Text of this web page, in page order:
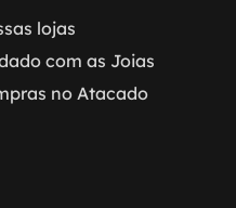
lojas
com as Joias
no Atacado